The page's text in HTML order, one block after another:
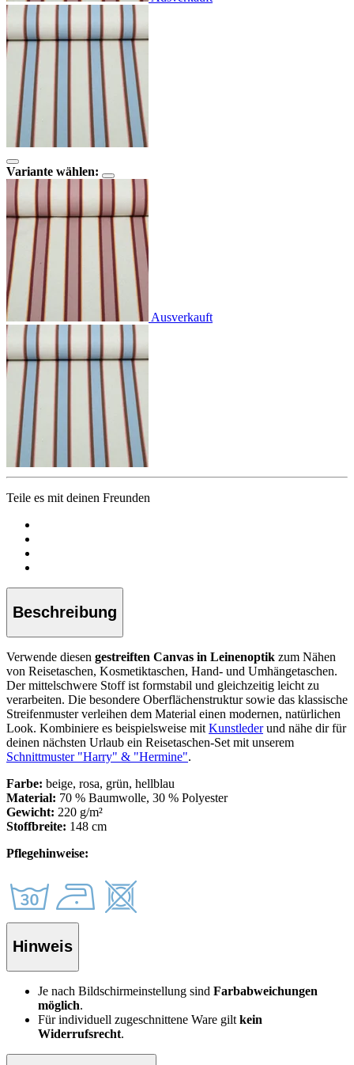
Variante wählen:
Ausverkauft
Teile es mit deinen Freunden
Beschreibung
Verwende diesen gestreiften Canvas in Leinenoptik zum Nähen
von Reisetaschen, Kosmetiktaschen, Hand- und Umhängetaschen.
Der mittelschwere Stoff ist formstabil und gleichzeitig leicht zu
verarbeiten. Die besondere Oberflächenstruktur sowie das klassische
Streifenmuster verleihen dem Material einen modernen, natürlichen
Look. Kombiniere es beispielsweise mit Kunstlederund nähe dir für
deinen nächsten Urlaub ein Reisetaschen-Set mit unserem
Schnittmuster "Harry" & "Hermine".
Farbe: beige, rosa, grün, hellblau
Material: 70 % Baumwolle, 30 % Polyester
Gewicht: 220 g/m²
Stoffbreite: 148 cm
Pflegehinweise:
Hinweis
Je nach Bildschirmeinstellung sind Farbabweichungen
möglich.
Für individuell zugeschnittene Ware gilt kein
Widerrufsrecht.